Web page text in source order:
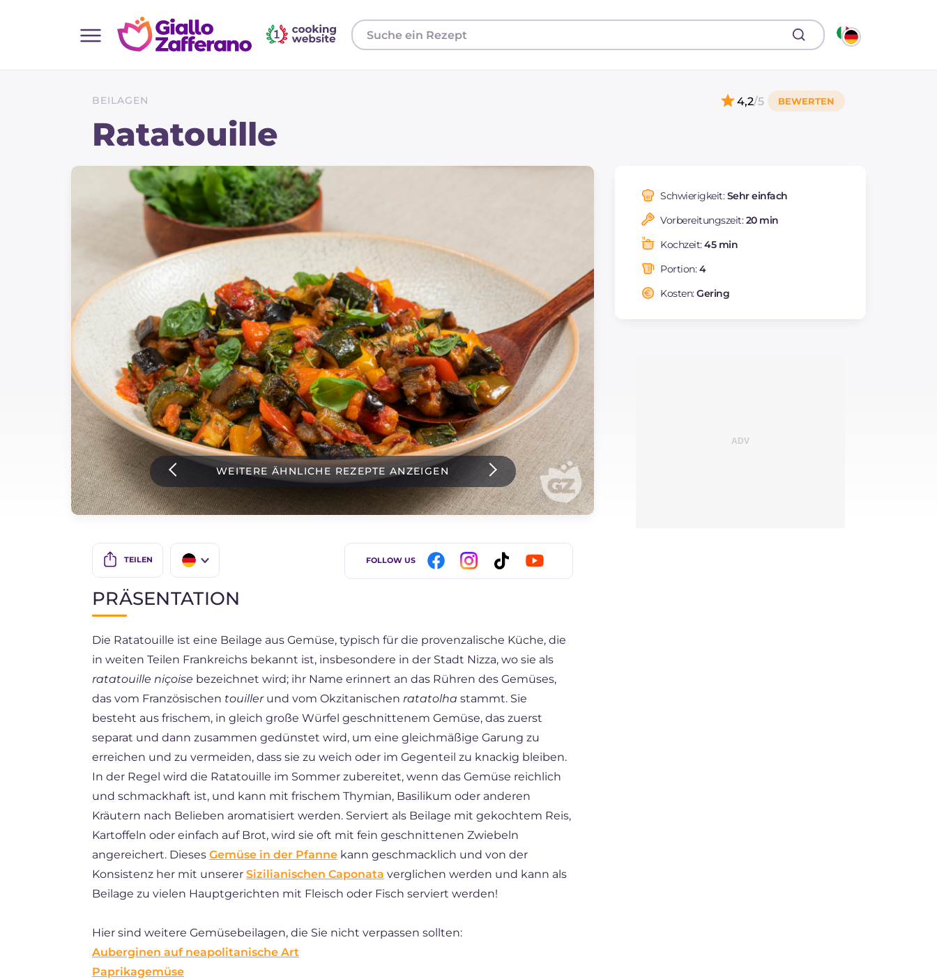
Hauptgerichte
Kuchen und Backwaren
Neueste rezepte
Instagram
YouTube
BEILAGEN
Ratatouille
4,2/5
WEITERE ÄHNLICHE REZEPTE ANZEIGEN
TEILEN
BR
FR
NL
FOLLOW US
Schwierigkeit:Sehr einfach
Vorbereitungszeit:20 min
Kochzeit:45 min
Portion:4
Kosten:Gering
PRÄSENTATION
Die Ratatouille ist eine Beilage aus Gemüse, typisch für die provenzalische Küche, die
in weiten Teilen Frankreichs bekannt ist, insbesondere in der Stadt Nizza, wo sie als
ratatouille niçoise bezeichnet wird; ihr Name erinnert an das Rühren des Gemüses,
das vom Französischen touillerund vom Okzitanischen ratatolha stammt. Sie
besteht aus frischem, in gleich große Würfel geschnittenem Gemüse, das zuerst
separat und dann zusammen gedünstet wird, um eine gleichmäßige Garung zu
erreichen und zu vermeiden, dass sie zu weich oder im Gegenteil zu knackig bleiben.
In der Regel wird die Ratatouille im Sommer zubereitet, wenn das Gemüse reichlich
und schmackhaft ist, und kann mit frischem Thymian, Basilikum oder anderen
Kräutern nach Belieben aromatisiert werden. Serviert als Beilage mit gekochtem Reis,
Kartoffeln oder einfach auf Brot, wird sie oft mit fein geschnittenen Zwiebeln
angereichert. Dieses Gemüse in der Pfanne kann geschmacklich und von der
Konsistenz her mit unserer Sizilianischen Caponata verglichen werden und kann als
Beilage zu vielen Hauptgerichten mit Fleisch oder Fisch serviert werden!
Hier sind weitere Gemüsebeilagen, die Sie nicht verpassen sollten:
Auberginen auf neapolitanische Art
Paprikagemüse